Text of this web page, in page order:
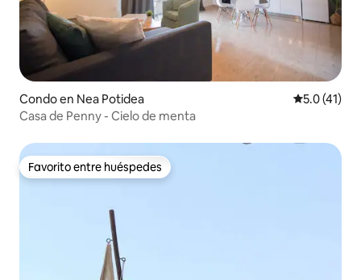
Condo en Nea Potidea Calificación
5.0 (41)
Casa de Penny - Cielo de menta
Favorito entre huéspedes
Favorito entre huéspedes